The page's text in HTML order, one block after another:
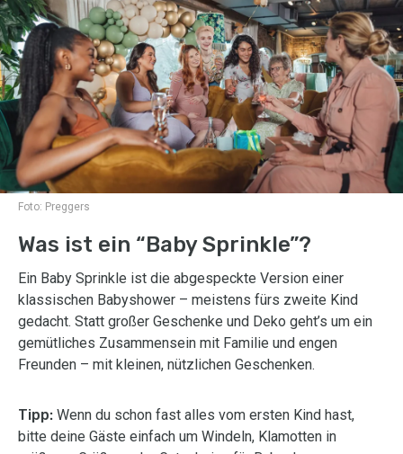
Foto: Preggers
Was ist ein “Baby Sprinkle”?
Ein Baby Sprinkle ist die abgespeckte Version einer
klassischen Babyshower – meistens fürs zweite Kind
gedacht. Statt großer Geschenke und Deko geht’s um ein
gemütliches Zusammensein mit Familie und engen
Freunden – mit kleinen, nützlichen Geschenken.
Tipp: Wenn du schon fast alles vom ersten Kind hast,
bitte deine Gäste einfach um Windeln, Klamotten in